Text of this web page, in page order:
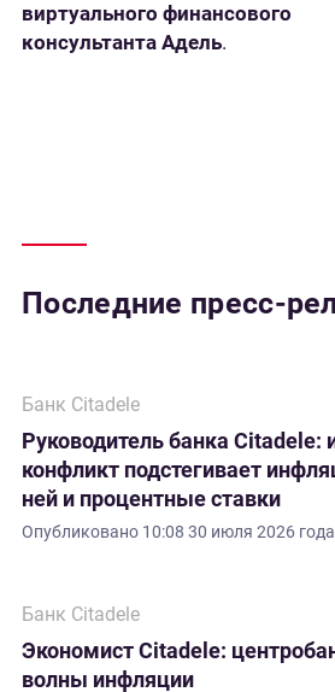
виртуального финансового
консультанта Адель.
Последние пресс-
Банк Citadele
Руководитель банка Citadele:
конфликт подстегивает
ней и процентные ставки
Опубликовано 10:08 30 июля 2026 года
Банк Citadele
Экономист Citadele:
волны инфляции